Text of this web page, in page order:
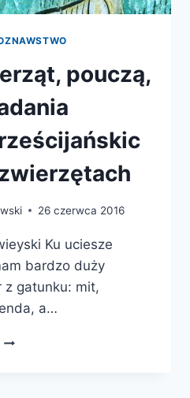
pouczą,
26 czerwca 2016
Ku uciesze
bardzo duży
z gatunku: mit,
a…
ZAPYTAJ